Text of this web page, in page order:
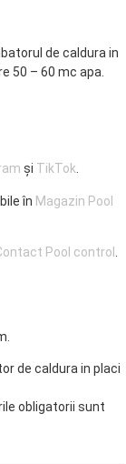
de caldura in
50 – 60 mc apa.
și TikTok.
în Magazin Pool
Pool control
de caldura in placi
obligatorii sunt